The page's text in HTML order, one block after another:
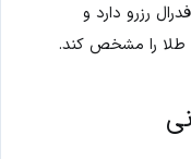
رزرو دارد و
طلا را مشخص کند.